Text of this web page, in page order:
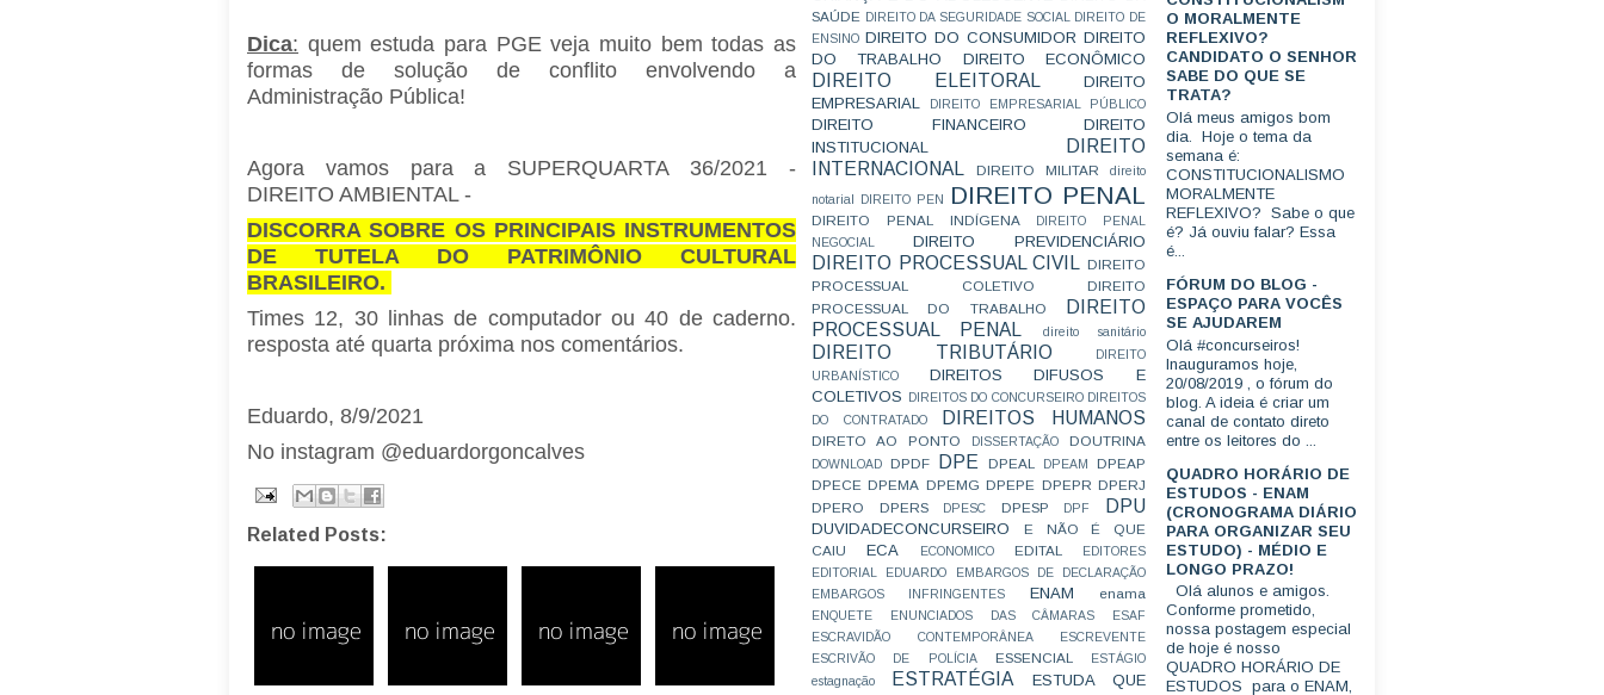
Dica: quem estuda para PGE veja muito bem todas as
formas de solução de conflito envolvendo a
Administração Pública!
Agora vamos para a SUPERQUARTA 36/2021 -
DIREITO AMBIENTAL -
DISCORRA SOBRE OS PRINCIPAIS INSTRUMENTOS
DE TUTELA DO PATRIMÔNIO CULTURAL
BRASILEIRO.
Times 12, 30 linhas de computador ou 40 de caderno.
resposta até quarta próxima nos comentários.
Eduardo, 8/9/2021
No instagram @eduardorgoncalves
Related Posts:
SAÚDE
DIREITO DA SEGURIDADE SOCIAL
DIREITO DE
ENSINO DIREITO DO CONSUMIDOR DIREITO
DO TRABALHO
DIREITO ECONÔMICO
DIREITO ELEITORAL
DIREITO
EMPRESARIAL
DIREITO EMPRESARIAL PÚBLICO
DIREITO FINANCEIRO
DIREITO
INSTITUCIONAL
DIREITO
INTERNACIONAL
DIREITO MILITAR direito
notarial DIREITO PEN DIREITO PENAL
DIREITO PENAL INDÍGENA
DIREITO PENAL
NEGOCIAL
DIREITO PREVIDENCIÁRIO
DIREITO PROCESSUAL CIVIL
DIREITO
PROCESSUAL COLETIVO
DIREITO
PROCESSUAL DO TRABALHO
DIREITO
PROCESSUAL PENAL
direito sanitário
DIREITO TRIBUTÁRIO
DIREITO
URBANÍSTICO
DIREITOS DIFUSOS E
COLETIVOS
DIREITOS DO CONCURSEIRO DIREITOS
DO CONTRATADO
DIREITOS HUMANOS
DIRETO AO PONTO DISSERTAÇÃO DOUTRINA
DOWNLOAD DPDF DPE DPEAL DPEAM
DPEAP
DPECE DPEMA DPEMG DPEPE DPEPR DPERJ
DPERO
DPERS DPESC DPESP DPF DPU
DUVIDADECONCURSEIRO
E NÃO É QUE
CAIU
ECA ECONOMICO EDITAL
EDITORES
EDITORIAL
EDUARDO
EMBARGOS DE DECLARAÇÃO
EMBARGOS INFRINGENTES
ENAM enama
ENQUETE ENUNCIADOS DAS CÂMARAS
ESAF
ESCRAVIDÃO CONTEMPORÂNEA
ESCREVENTE
ESCRIVÃO DE POLÍCIA
ESSENCIAL
ESTÁGIO
estagnação
ESTRATÉGIA
ESTUDA QUE
O MORALMENTE
REFLEXIVO?
CANDIDATO O SENHOR
SABE DO QUE SE
TRATA?
Olá meus amigos bom
dia. Hoje o tema da
semana é:
CONSTITUCIONALISMO
MORALMENTE
REFLEXIVO? Sabe o que
é? Já ouviu falar? Essa
é...
FÓRUM DO BLOG -
ESPAÇO PARA VOCÊS
SE AJUDAREM
Olá #concurseiros!
Inauguramos hoje,
20/08/2019 , o fórum do
blog. A ideia é criar um
canal de contato direto
entre os leitores do ...
QUADRO HORÁRIO DE
ESTUDOS - ENAM
(CRONOGRAMA DIÁRIO
PARA ORGANIZAR SEU
ESTUDO) - MÉDIO E
LONGO PRAZO!
Olá alunos e amigos.
Conforme prometido,
nossa postagem especial
de hoje é nosso
QUADRO HORÁRIO DE
ESTUDOS para o ENAM,